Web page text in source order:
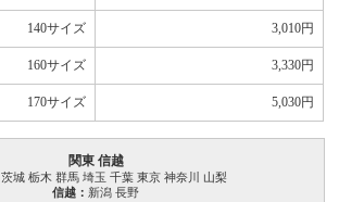
140サイズ 3,010円
160サイズ 3,330円
170サイズ 5,030円
関東 信越
茨城 栃木 群馬 埼玉 千葉 東京 神奈川 山梨
信越： 新潟 長野